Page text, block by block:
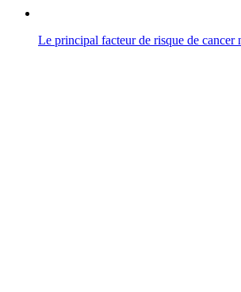
Le principal facteur de risque de cancer